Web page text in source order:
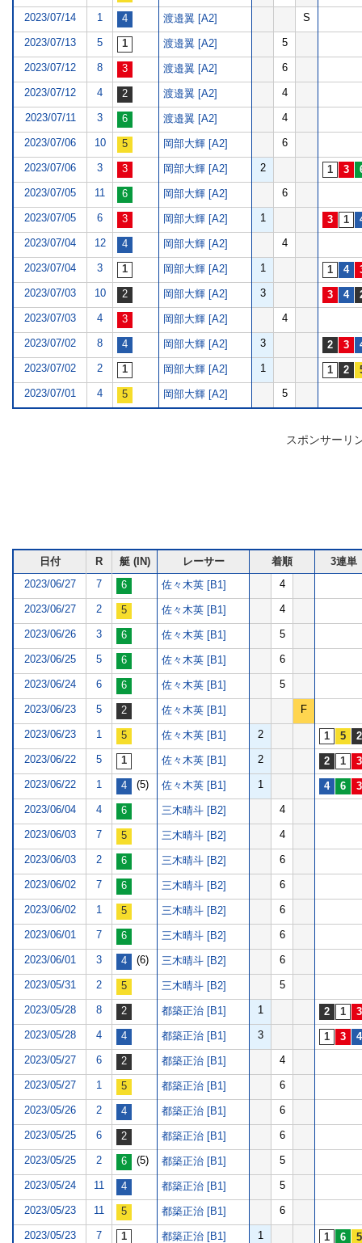
2023/07/14 1 渡邉翼 [A2] S
2023/07/13 5 渡邉翼 [A2] 5
2023/07/12 8 渡邉翼 [A2] 6
2023/07/12 4 渡邉翼 [A2] 4
2023/07/11 3 渡邉翼 [A2] 4
2023/07/06 10 岡部大輝 [A2] 6
2023/07/06 3 岡部大輝 [A2] 2
2023/07/05 11 岡部大輝 [A2] 6
2023/07/05 6 岡部大輝 [A2] 1
2023/07/04 12 岡部大輝 [A2] 4
2023/07/04 3 岡部大輝 [A2] 1
2023/07/03 10 岡部大輝 [A2] 3
2023/07/03 4 岡部大輝 [A2] 4
2023/07/02 8 岡部大輝 [A2] 3
2023/07/02 2 岡部大輝 [A2] 1
2023/07/01 4 岡部大輝 [A2] 5
スポンサーリ
日付 R 艇 (IN) レーサー 着順
3連単
2023/06/27
7 佐々木英 [B1] 4
2023/06/27 2 佐々木英 [B1] 4
2023/06/26 3 佐々木英 [B1] 5
2023/06/25 5 佐々木英 [B1] 6
2023/06/24 6 佐々木英 [B1] 5
2023/06/23 5 佐々木英 [B1] F
2023/06/23 1 佐々木英 [B1] 2
2023/06/22 5 佐々木英 [B1] 2
2023/06/22 1 (5) 佐々木英 [B1] 1
2023/06/04 4 三木晴斗 [B2] 4
2023/06/03 7 三木晴斗 [B2] 4
2023/06/03 2 三木晴斗 [B2] 6
2023/06/02 7 三木晴斗 [B2] 6
2023/06/02 1 三木晴斗 [B2] 6
2023/06/01 7 三木晴斗 [B2] 6
2023/06/01 3 (6) 三木晴斗 [B2] 6
2023/05/31 2 三木晴斗 [B2] 5
2023/05/28 8 都築正治 [B1] 1
2023/05/28 4 都築正治 [B1] 3
2023/05/27 6 都築正治 [B1] 4
2023/05/27 1 都築正治 [B1] 6
2023/05/26 2 都築正治 [B1] 6
2023/05/25 6 都築正治 [B1] 6
2023/05/25 2 (5) 都築正治 [B1] 5
2023/05/24 11 都築正治 [B1] 5
2023/05/23 11 都築正治 [B1] 6
2023/05/23 7 都築正治 [B1] 1